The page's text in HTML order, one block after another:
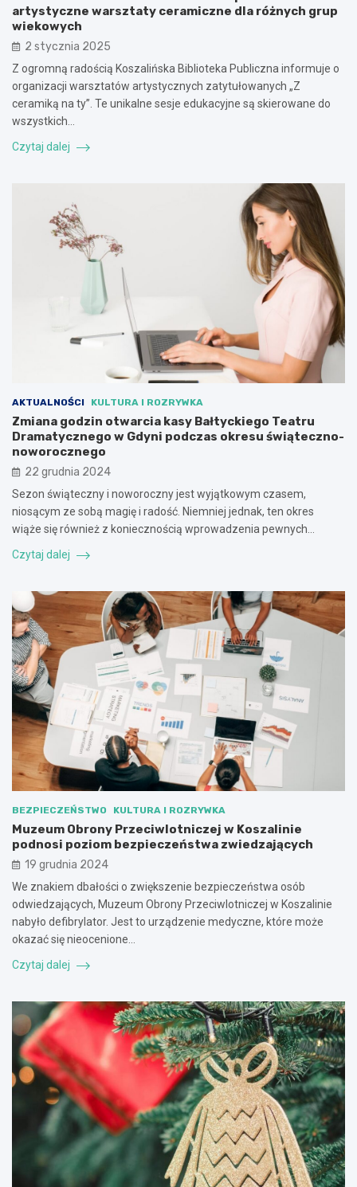
artystyczne warsztaty ceramiczne dla różnych grup
wiekowych
2 stycznia 2025
Z ogromną radością Koszalińska Biblioteka Publiczna informuje o
organizacji warsztatów artystycznych zatytułowanych „Z
ceramiką na ty”. Te unikalne sesje edukacyjne są skierowane do
wszystkich…
Czytaj dalej
AKTUALNOŚCI KULTURA I ROZRYWKA
Zmiana godzin otwarcia kasy Bałtyckiego Teatru
Dramatycznego w Gdyni podczas okresu świąteczno-
noworocznego
22 grudnia 2024
Sezon świąteczny i noworoczny jest wyjątkowym czasem,
niosącym ze sobą magię i radość. Niemniej jednak, ten okres
wiąże się również z koniecznością wprowadzenia pewnych…
Czytaj dalej
BEZPIECZEŃSTWO KULTURA I ROZRYWKA
Muzeum Obrony Przeciwlotniczej w Koszalinie
podnosi poziom bezpieczeństwa zwiedzających
19 grudnia 2024
We znakiem dbałości o zwiększenie bezpieczeństwa osób
odwiedzających, Muzeum Obrony Przeciwlotniczej w Koszalinie
nabyło defibrylator. Jest to urządzenie medyczne, które może
okazać się nieocenione…
Czytaj dalej